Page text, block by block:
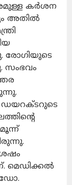
കര്‍ശന
അതില്‍
രോഗിയുടെ
സംഭവം
ഡയറക്ടറുടെ
മെഡിക്കല്‍
ഡോ.